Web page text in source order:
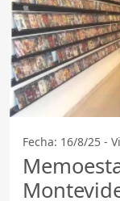
Fecha: 16/8/25 -